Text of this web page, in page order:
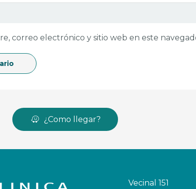
correo electrónico y sitio web en este
¿Como llegar?
Vecinal 151